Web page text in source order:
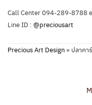
Call Center 094-289-8788
Line ID : @preciousart
Precious Art Design» ปลาค